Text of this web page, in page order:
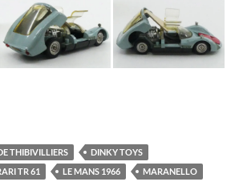
THIBIVILLIERS
DINKY TOYS
TR 61 LE MANS 1966
MARANELLO